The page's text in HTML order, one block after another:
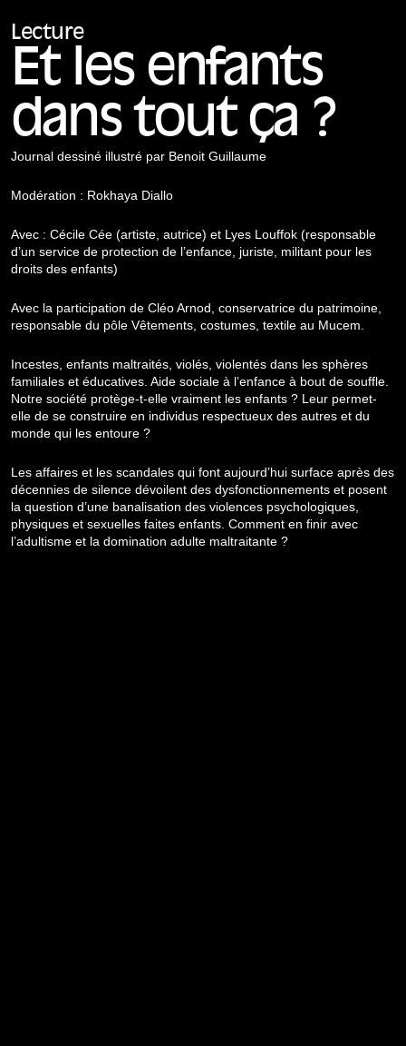
Lecture
Et les enfants
dans tout ça ?
Journal dessiné illustré par Benoit Guillaume
Modération : Rokhaya Diallo
Avec : Cécile Cée (artiste, autrice) et Lyes Louffok (responsable
d’un service de protection de l’enfance, juriste, militant pour les
droits des enfants)
Avec la participation de Cléo Arnod, conservatrice du patrimoine,
responsable du pôle Vêtements, costumes, textile au Mucem.
Incestes, enfants maltraités, violés, violentés dans les sphères
familiales et éducatives. Aide sociale à l’enfance à bout de souffle.
Notre société protège-t-elle vraiment les enfants ? Leur permet-
elle de se construire en individus respectueux des autres et du
monde qui les entoure ?
Les affaires et les scandales qui font aujourd’hui surface après des
décennies de silence dévoilent des dysfonctionnements et posent
la question d’une banalisation des violences psychologiques,
physiques et sexuelles faites enfants. Comment en finir avec
l’adultisme et la domination adulte maltraitante ?